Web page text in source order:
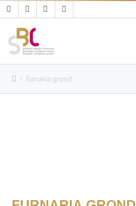
furnaria grond